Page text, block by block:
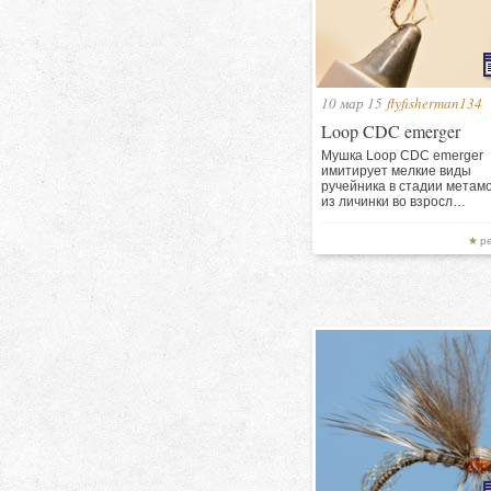
10 мар 15 flyfisherman134
Loop CDC emerger
Мушка Loop CDC emerger
имитирует мелкие виды
ручейника в стадии
из личинки во взросл…